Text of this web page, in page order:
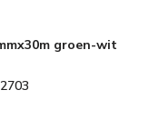
groen-wit